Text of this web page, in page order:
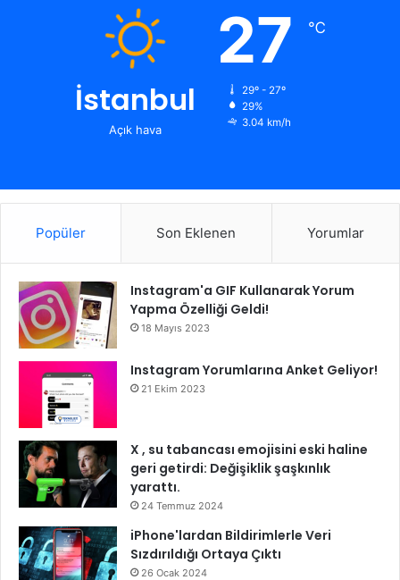
İstanbul
Açık hava
27 ℃
29º - 27º
29%
3.04 km/h
Popüler Son Eklenen Yorumlar
Instagram'a GIF Kullanarak Yorum
Yapma Özelliği Geldi!
18 Mayıs 2023
Instagram Yorumlarına Anket Geliyor!
21 Ekim 2023
X , su tabancası emojisini eski haline
geri getirdi: Değişiklik şaşkınlık
yarattı.
24 Temmuz 2024
iPhone'lardan Bildirimlerle Veri
Sızdırıldığı Ortaya Çıktı
26 Ocak 2024